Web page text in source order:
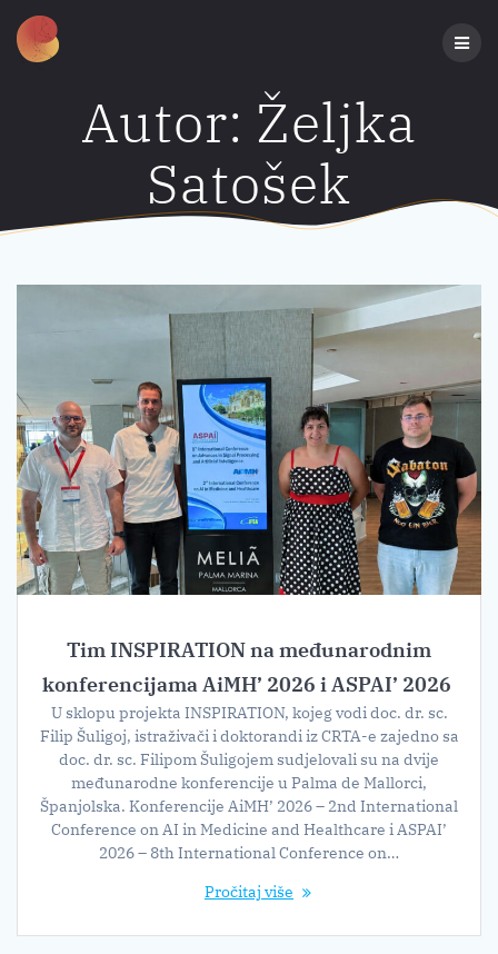
Autor: Željka
Satošek
Tim INSPIRATION na međunarodnim
konferencijama AiMH’ 2026 i ASPAI’ 2026
U sklopu projekta INSPIRATION, kojeg vodi doc. dr. sc.
Filip Šuligoj, istraživači i doktorandi iz CRTA-e zajedno sa
doc. dr. sc. Filipom Šuligojem sudjelovali su na dvije
međunarodne konferencije u Palma de Mallorci,
Španjolska. Konferencije AiMH’ 2026 – 2nd International
Conference on AI in Medicine and Healthcare i ASPAI’
2026 – 8th International Conference on…
Pročitaj više